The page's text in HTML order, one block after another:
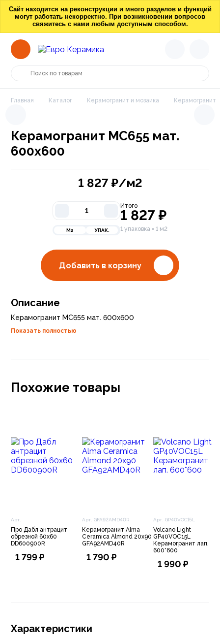
Сайт находится на реконструкции и много разделов и функций
могут работать некорректно. При возникновении вопросов
свяжитесь с нами любым доступным способом.
Главная Каталог Керамогранит и мозаика Керамогранит
Керамогранит МС655 мат.
600х600
1 827 ₽/м2
М2 УПАК.
Итого
1 827 ₽
1 упаковка = 1 м2
Добавить в корзину
Описание
Керамогранит МС655 мат. 600х600
Показать полностью
Похожие товары
Арт.
Про Дабл антрацит
обрезной 60х60
DD600900R
1 799 ₽
Арт. GFA92AMD40R
Керамогранит Alma
Ceramica Almond 20х90
GFA92AMD40R
1 790 ₽
Арт. GP40VOC15L
Volcano Light
GP40VOC15L
Керамогранит лап.
600*600
1 990 ₽
Характеристики